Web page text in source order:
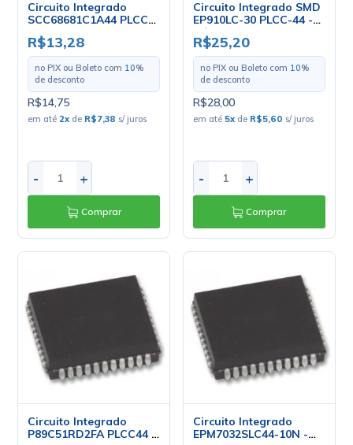
Circuito Integrado
SCC68681C1A44 PLCC-
44 - NXP
R$13,28
no PIX ou Boleto com 10%
de desconto
R$14,75
em até 2x de R$7,38 s/ juros
- +
Comprar
Circuito Integrado SMD
EP910LC-30 PLCC-44 -
Cód. Loja-2643 - Altera
R$25,20
no PIX ou Boleto com 10%
de desconto
R$28,00
em até 5x de R$5,60 s/ juros
- +
Comprar
Circuito Integrado
P89C51RD2FA PLCC44 -
Circuito Integrado
EPM7032SLC44-10N -